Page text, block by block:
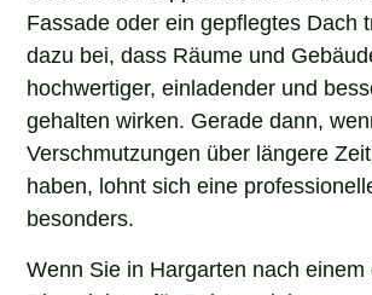
Fassade oder ein gepflegtes Dach
dazu bei, dass Räume und
hochwertiger, einladender und
gehalten wirken. Gerade dann,
Verschmutzungen über längere
haben, lohnt sich eine
besonders.
Wenn Sie in Hargarten nach einem